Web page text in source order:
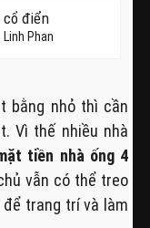
Phan
bằng nhỏ thì cần
Vì thế nhiều nhà
tiền nhà ống 4
vẫn có thể treo
trang trí và làm